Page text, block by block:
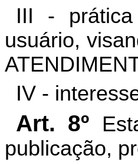
III -
usuário,
IV -
Art. 8º
publicação,